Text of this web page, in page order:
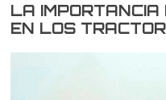
LA
EN LOS